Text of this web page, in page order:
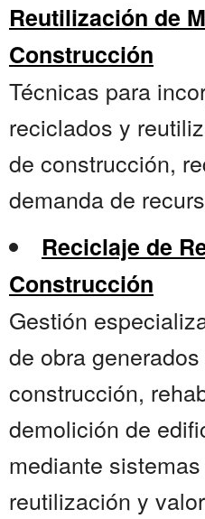
Reutilización de
Construcción
Técnicas para
reciclados y
de construcción,
demanda de
Reciclaje de
Construcción
Gestión
de obra
construcción,
demolición de
mediante
reutilización y